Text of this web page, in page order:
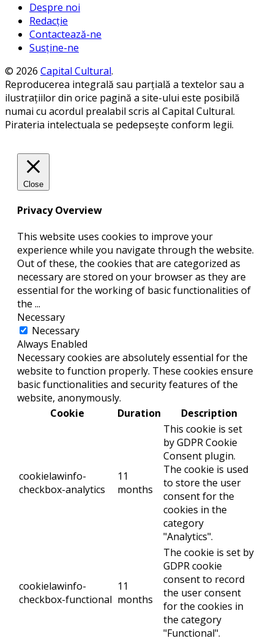
Despre noi
Redacție
Contactează-ne
Susține-ne
© 2026 Capital Cultural.
Reproducerea integrală sau parțială a textelor sau a
ilustrațiilor din orice pagină a site-ului este posibilă
numai cu acordul prealabil scris al Capital Cultural.
Pirateria intelectuala se pedepsește conform legii.
Close
Privacy Overview
This website uses cookies to improve your
experience while you navigate through the website.
Out of these, the cookies that are categorized as
necessary are stored on your browser as they are
essential for the working of basic functionalities of
the ...
Necessary
Necessary
Always Enabled
Necessary cookies are absolutely essential for the
website to function properly. These cookies ensure
basic functionalities and security features of the
website, anonymously.
Cookie
Duration Description
cookielawinfo-
checkbox-analytics
11
months
This cookie is set
by GDPR Cookie
Consent plugin.
The cookie is used
to store the user
consent for the
cookies in the
category
"Analytics".
cookielawinfo-
checkbox-functional
11
months
The cookie is set by
GDPR cookie
consent to record
the user consent
for the cookies in
the category
"Functional".